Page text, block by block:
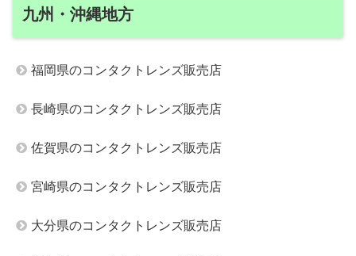
九州・沖縄地方
福岡県のコンタクトレンズ販売店
長崎県のコンタクトレンズ販売店
佐賀県のコンタクトレンズ販売店
宮崎県のコンタクトレンズ販売店
大分県のコンタクトレンズ販売店